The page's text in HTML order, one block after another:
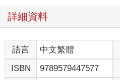
詳細資料
語言 中文繁體
ISBN
9789579447577